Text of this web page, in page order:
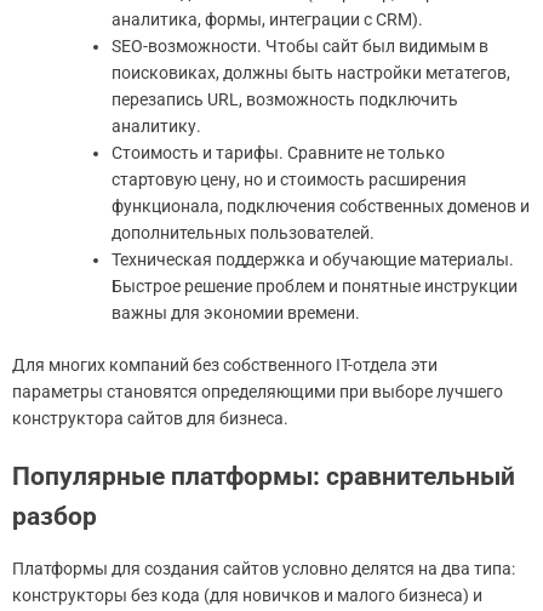
аналитика, формы, интеграции с CRM).
SEO-возможности. Чтобы сайт был видимым в
поисковиках, должны быть настройки метатегов,
перезапись URL, возможность подключить
аналитику.
Стоимость и тарифы. Сравните не только
стартовую цену, но и стоимость расширения
функционала, подключения собственных доменов и
дополнительных пользователей.
Техническая поддержка и обучающие материалы.
Быстрое решение проблем и понятные инструкции
важны для экономии времени.
Для многих компаний без собственного IT-отдела эти
параметры становятся определяющими при выборе лучшего
конструктора сайтов для бизнеса.
Популярные платформы: сравнительный
разбор
Платформы для создания сайтов условно делятся на два типа:
конструкторы без кода (для новичков и малого бизнеса) и